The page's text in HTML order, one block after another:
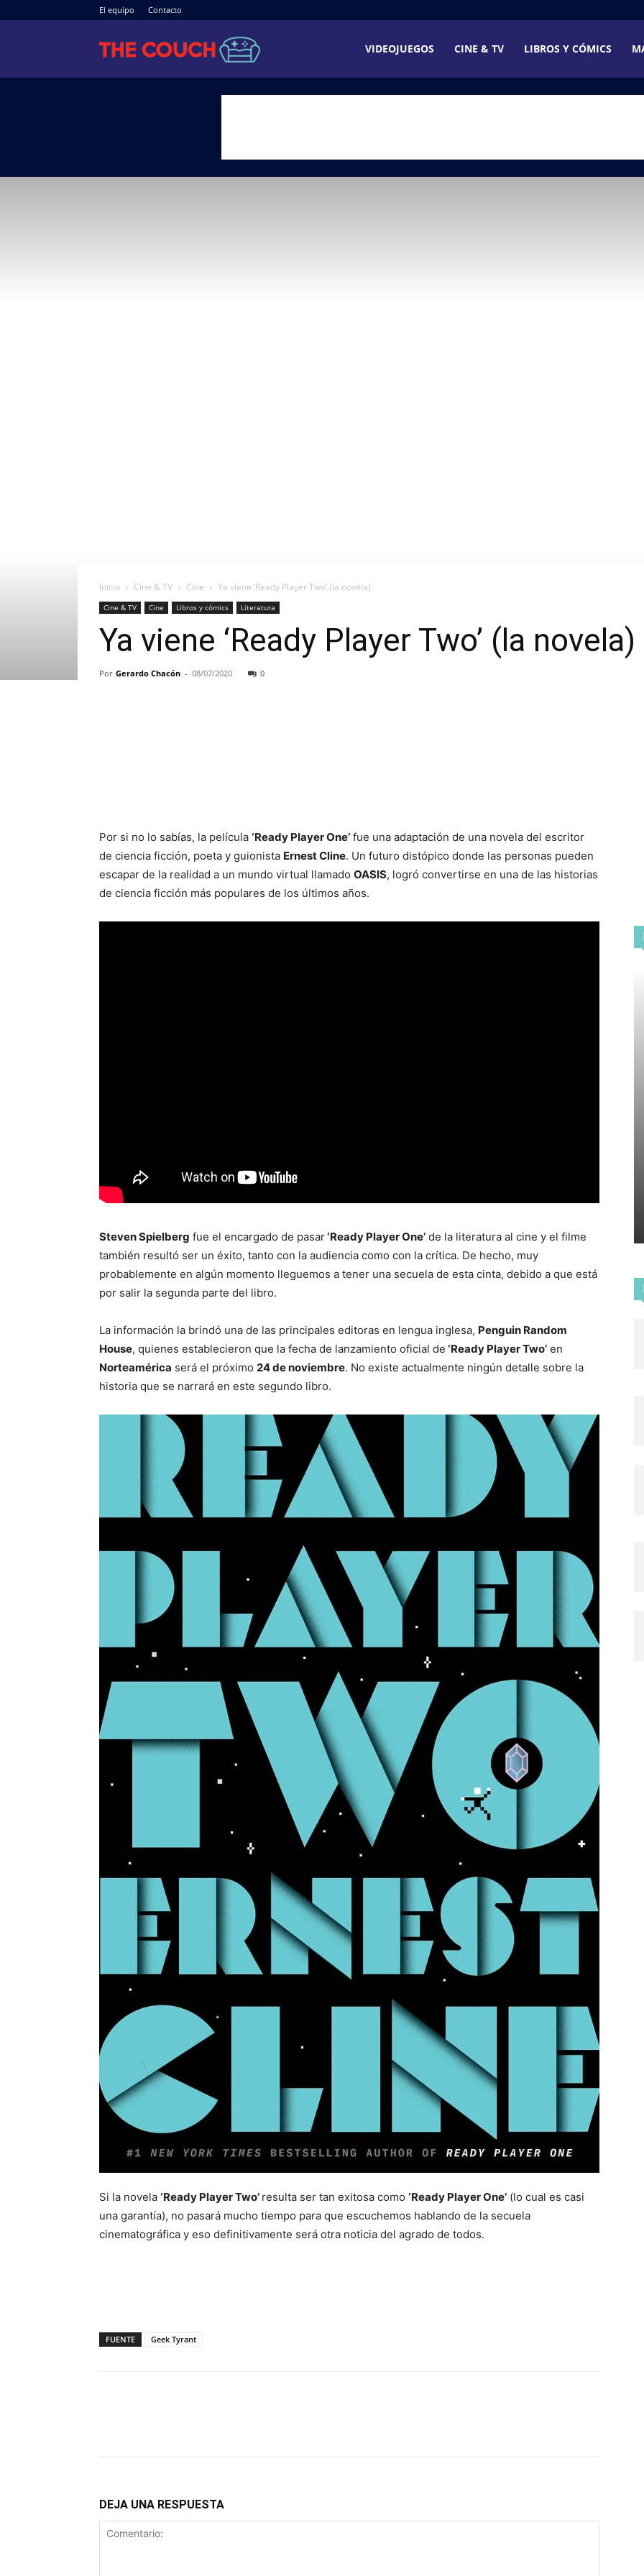
El equipo Contacto
The VIDEOJUEGOS CINE & TV LIBROS Y CÓMICS
Inicio Cine & TV Cine Ya viene ‘Ready Player Two’ (la novela)
Cine & TV Cine Libros y cómics Literatura
Ya viene ‘Ready Player Two’ (la novela)
Por Gerardo Chacón - 08/07/2020 0
Por si no lo sabías, la película ‘Ready Player One’ fue una adaptación de una novela del escritor
de ciencia ficción, poeta y guionista Ernest Cline. Un futuro distópico donde las personas pueden
escapar de la realidad a un mundo virtual llamado OASIS, logró convertirse en una de las historias
de ciencia ficción más populares de los últimos años.
Steven Spielberg fue el encargado de pasar‘Ready Player One’ de la literatura al cine y el filme
también resultó ser un éxito, tanto con la audiencia como con la crítica. De hecho, muy
probablemente en algún momento lleguemos a tener una secuela de esta cinta, debido a que está
por salir la segunda parte del libro.
La información la brindó una de las principales editoras en lengua inglesa, Penguin Random
House, quienes establecieron que la fecha de lanzamiento oficial de ‘Ready Player Two’ en
Norteamérica será el próximo 24 de noviembre. No existe actualmente ningún detalle sobre la
historia que se narrará en este segundo libro.
Si la novela ‘Ready Player Two’ resulta ser tan exitosa como ‘Ready Player One’ (lo cual es casi
una garantía), no pasará mucho tiempo para que escuchemos hablando de la secuela
cinematográfica y eso definitivamente será otra noticia del agrado de todos.
FUENTE Geek Tyrant
DEJA UNA RESPUESTA